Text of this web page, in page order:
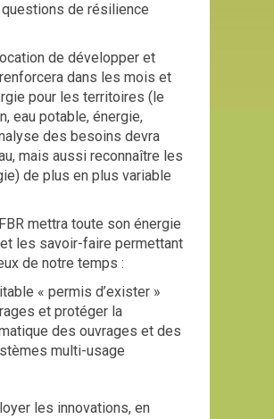
de résilience
de développer et
dans les mois et
pour les territoires (le
eau potable, énergie,
des besoins devra
mais aussi reconnaître les
de plus en plus variable
mettra toute son énergie
les savoir-faire permettant
de notre temps :
« permis d’exister »
et protéger la
des ouvrages et des
multi-usage
les innovations, en